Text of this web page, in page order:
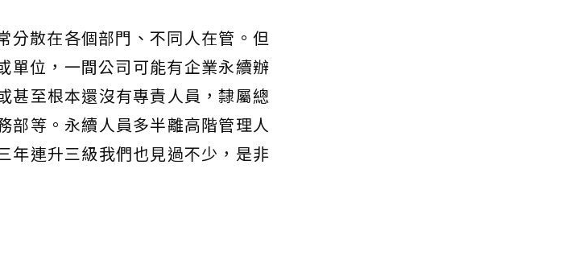
分散在各個部門、不同人在管。但
單位，一間公司可能有企業永續辦
甚至根本還沒有專責人員，隸屬總
部等。永續人員多半離高階管理人
年連升三級我們也見過不少，是非